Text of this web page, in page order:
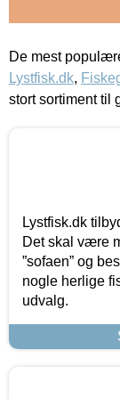
De mest
Lystfisk.dk,
stort sortiment til
Lystfisk.dk
Det skal være
”sofaen” og
nogle herlige
udvalg.